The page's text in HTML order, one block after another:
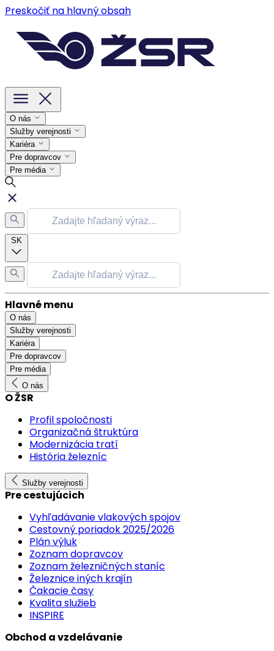
Preskočiť na hlavný obsah
O nás
Služby verejnosti
Kariéra
Pre dopravcov
Pre média
SK
Hlavné menu
O nás
Služby verejnosti
Kariéra
Pre dopravcov
Pre média
O nás
O ŽSR
Profil spoločnosti
Organizačná štruktúra
Modernizácia tratí
História železníc
Služby verejnosti
Pre cestujúcich
Vyhľadávanie vlakových spojov
Cestovný poriadok 2025/2026
Plán výluk
Zoznam dopravcov
Zoznam železničných staníc
Železnice iných krajín
Čakacie časy
Kvalita služieb
INSPIRE
Obchod a vzdelávanie